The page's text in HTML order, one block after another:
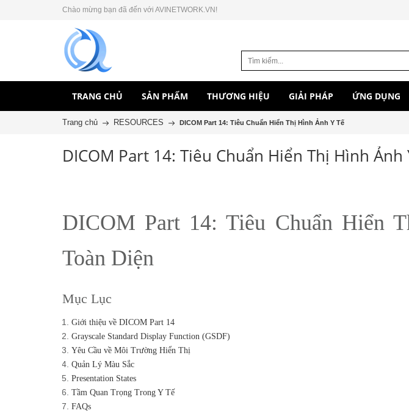
Chào mừng bạn đã đến với AVINETWORK.VN!
TRANG CHỦ SẢN PHẨM THƯƠNG HIỆU GIẢI PHÁP ỨNG DỤNG
Trang chủ RESOURCES DICOM Part 14: Tiêu Chuẩn Hiển Thị Hình Ảnh Y Tế
DICOM Part 14: Tiêu Chuẩn Hiển Thị Hình Ảnh
DICOM Part 14: Tiêu Chuẩn Hiển
Toàn Diện
Mục Lục
Giới thiệu về DICOM Part 14
Grayscale Standard Display Function (GSDF)
Yêu Cầu về Môi Trường Hiển Thị
Quản Lý Màu Sắc
Presentation States
Tầm Quan Trọng Trong Y Tế
FAQs